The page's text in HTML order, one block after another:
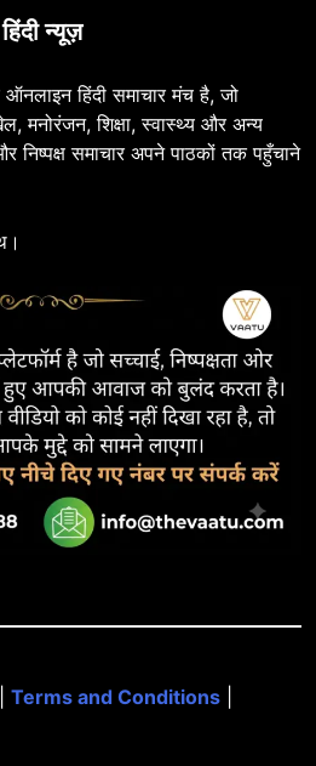
न्यूज़
हिंदी समाचार मंच है, जो
मनोरंजन, शिक्षा, स्वास्थ्य और अन्य
निष्पक्ष समाचार अपने पाठकों तक पहुँचाने
Terms and Conditions